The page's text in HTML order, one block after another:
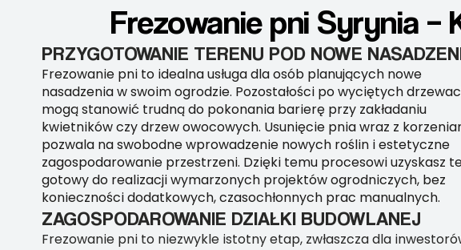
Frezowanie pni Syrynia
PRZYGOTOWANIE TERENU POD NOWE
Frezowanie pni to idealna usługa dla osób planujących nowe
nasadzenia w swoim ogrodzie. Pozostałości po wyciętych
mogą stanowić trudną do pokonania barierę przy zakładaniu
kwietników czy drzew owocowych. Usunięcie pnia wraz z
pozwala na swobodne wprowadzenie nowych roślin i estetyczne
zagospodarowanie przestrzeni. Dzięki temu procesowi uzyskasz
gotowy do realizacji wymarzonych projektów ogrodniczych, bez
konieczności dodatkowych, czasochłonnych prac manualnych.
ZAGOSPODAROWANIE DZIAŁKI BUDOWLANEJ
Frezowanie pni to niezwykle istotny etap, zwłaszcza dla